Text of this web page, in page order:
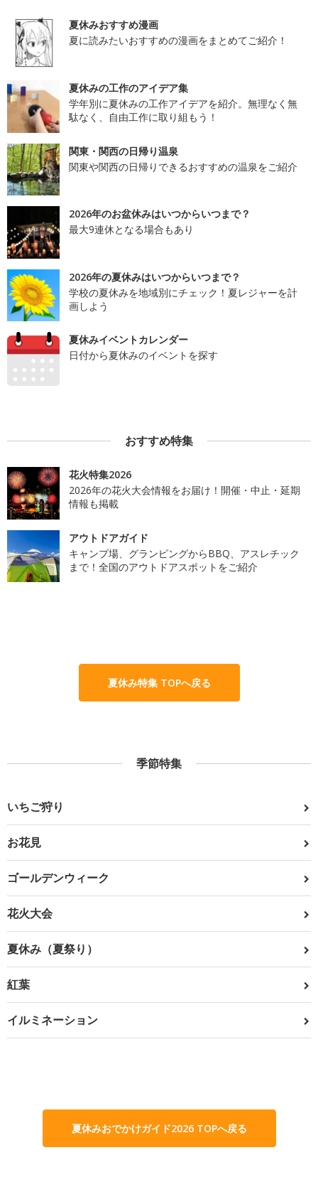
夏休みおすすめ漫画
夏に読みたいおすすめの漫画をまとめてご紹介！
夏休みの工作のアイデア集
学年別に夏休みの工作アイデアを紹介。無理なく無
駄なく、自由工作に取り組もう！
関東・関西の日帰り温泉
関東や関西の日帰りできるおすすめの温泉をご紹介
2026年のお盆休みはいつからいつまで？
最大9連休となる場合もあり
2026年の夏休みはいつからいつまで？
学校の夏休みを地域別にチェック！夏レジャーを計
画しよう
夏休みイベントカレンダー
日付から夏休みのイベントを探す
おすすめ特集
花火特集2026
2026年の花火大会情報をお届け！開催・中止・延期
情報も掲載
アウトドアガイド
キャンプ場、グランピングからBBQ、アスレチック
まで！全国のアウトドアスポットをご紹介
夏休み特集 TOPへ戻る
季節特集
いちご狩り
お花見
ゴールデンウィーク
花火大会
夏休み（夏祭り）
紅葉
イルミネーション
夏休みおでかけガイド2026 TOPへ戻る